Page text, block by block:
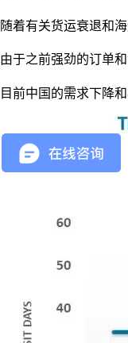
随着有关货运衰退和
由于之前强劲的订单
目前中国的需求下降